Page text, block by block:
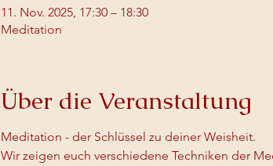
11. Nov. 2025, 17:30 – 18:30
Meditation
Über die Veranstaltung
Meditation - der Schlüssel zu deiner Weisheit.
Wir zeigen euch verschiedene Techniken der